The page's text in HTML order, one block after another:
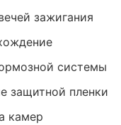
зажигания
системы
защитной пленки
камер